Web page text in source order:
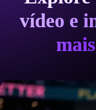
vídeo e